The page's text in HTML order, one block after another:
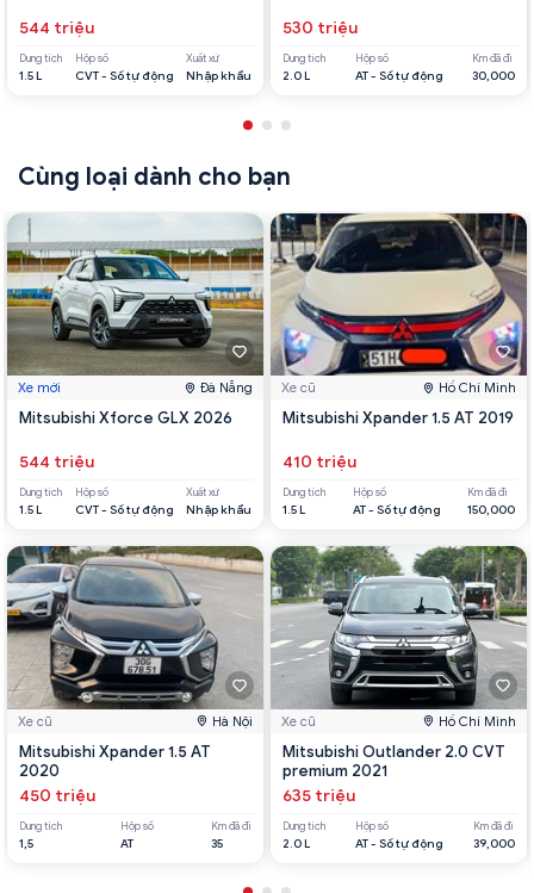
544 triệu
Dung tích
1.5 L
Hộp số
CVT - Số tự động
Xuất xứ
Nhập khẩu
530 triệu
Dung tích
2.0 L
Hộp số
AT - Số tự động
Km đã đi
30,000
Cùng loại dành cho bạn
Xe mới Đà Nẵng
Mitsubishi Xforce GLX 2026
544 triệu
Dung tích
1.5 L
Hộp số
CVT - Số tự động
Xuất xứ
Nhập khẩu
Xe cũ Hà Nội
Mitsubishi Xpander 1.5 AT
2020
450 triệu
Dung tích
1,5
Hộp số
AT
Km đã đi
35
Xe cũ Hồ Chí Minh
Mitsubishi Xpander 1.5 AT 2019
410 triệu
Dung tích
1.5 L
Hộp số
AT - Số tự động
Km đã đi
150,000
Xe cũ Hồ Chí Minh
Mitsubishi Outlander 2.0 CVT
premium 2021
635 triệu
Dung tích
2.0 L
Hộp số
AT - Số tự động
Km đã đi
39,000